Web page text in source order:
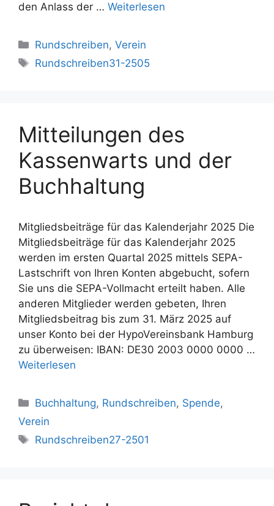
den Anlass der … Weiterlesen
Kategorien
Rundschreiben,Verein
Schlagwörter
Rundschreiben31-2505
Mitteilungen des
Kassenwarts und der
Buchhaltung
Mitgliedsbeiträge für das Kalenderjahr 2025 Die
Mitgliedsbeiträge für das Kalenderjahr 2025
werden im ersten Quartal 2025 mittels SEPA-
Lastschrift von Ihren Konten abgebucht, sofern
Sie uns die SEPA-Vollmacht erteilt haben. Alle
anderen Mitglieder werden gebeten, Ihren
Mitgliedsbeitrag bis zum 31. März 2025 auf
unser Konto bei der HypoVereinsbank Hamburg
zu überweisen: IBAN: DE30 2003 0000 0000 …
Weiterlesen
Kategorien
Buchhaltung, Rundschreiben, Spende,
Verein
Schlagwörter
Rundschreiben27-2501